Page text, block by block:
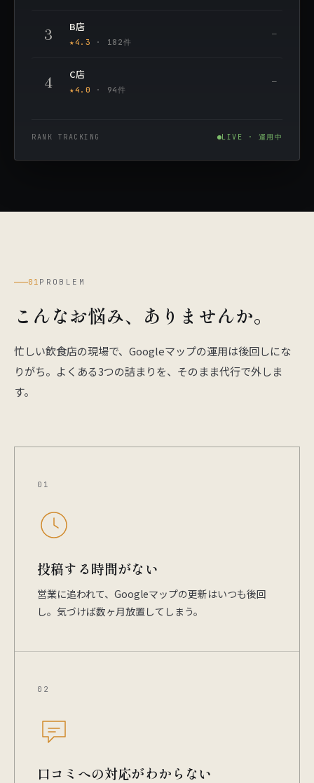
3 B店
★4.3 · 182件
—
4 C店
★4.0 · 94件
—
RANK TRACKING LIVE · 運用中
01 PROBLEM
こんなお悩み、ありませんか。
忙しい飲食店の現場で、Googleマップの運用は後回しにな
りがち。よくある3つの詰まりを、そのまま代行で外しま
す。
01
投稿する時間がない
営業に追われて、Googleマップの更新はいつも後回
し。気づけば数ヶ月放置してしまう。
02
口コミへの対応がわからない